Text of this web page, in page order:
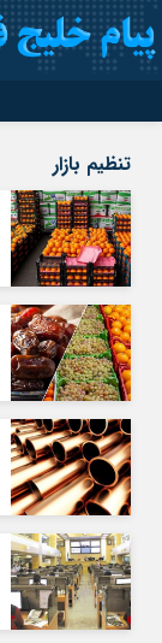
سروش
آپارات
رمز عبور
مرا به خاطر بسپار
تنظیم بازار